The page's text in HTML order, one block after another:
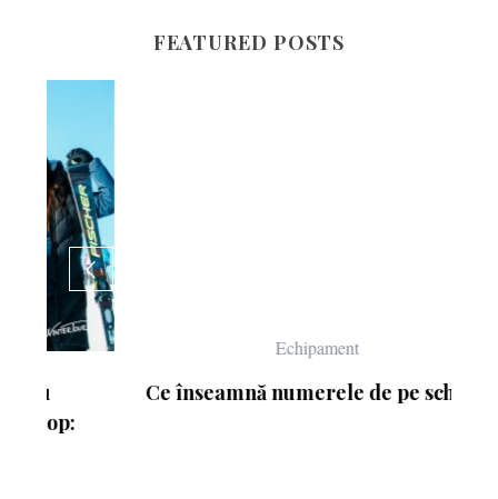
FEATURED POSTS
Echipament
Ce înseamnă numerele de pe schiuri